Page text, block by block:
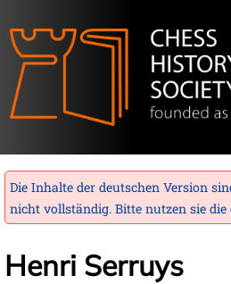
Die Inhalte der deutschen Version
nicht vollständig. Bitte nutzen sie die
Henri Serruys